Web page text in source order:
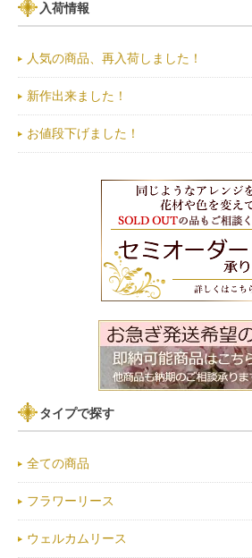
入荷情報
人気の商品、再入荷しました！
新作出来ました！
お値段下げました！
タイプで探す
全ての商品
フラワーリース
ウェルカムリース